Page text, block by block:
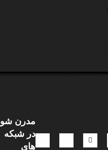
مدرن شو
در شبکه
های